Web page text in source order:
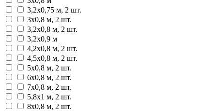
3,2х0,75 м, 2 шт.
3х0,8 м, 2 шт.
3,2х0,8 м, 2 шт.
3,2х0,9 м
4,2х0,8 м, 2 шт.
4,5х0,8 м, 2 шт.
5х0,8 м, 2 шт.
6х0,8 м, 2 шт.
7х0,8 м, 2 шт.
5,8х1 м, 2 шт.
8х0,8 м, 2 шт.